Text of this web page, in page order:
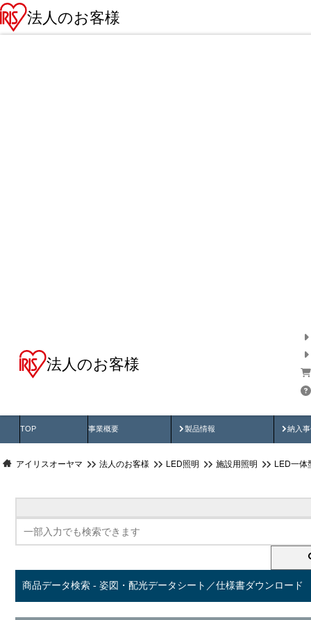
法人のお客様
法人のお客様
TOP 事業概要 製品情報
製品動画 納入
納
アイリスオーヤマ 法人のお客様 LED照明 施設用照明 LED一体
商品データ検索 - 姿図・配光データシート／仕様書ダウンロード